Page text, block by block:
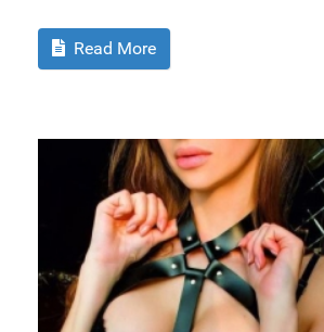
Read More